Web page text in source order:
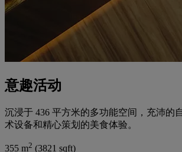
意趣活动
沉浸于 436 平方米的多功能空间，充沛
术设备和精心策划的美食体验。
355 m2 (3821 sqft)